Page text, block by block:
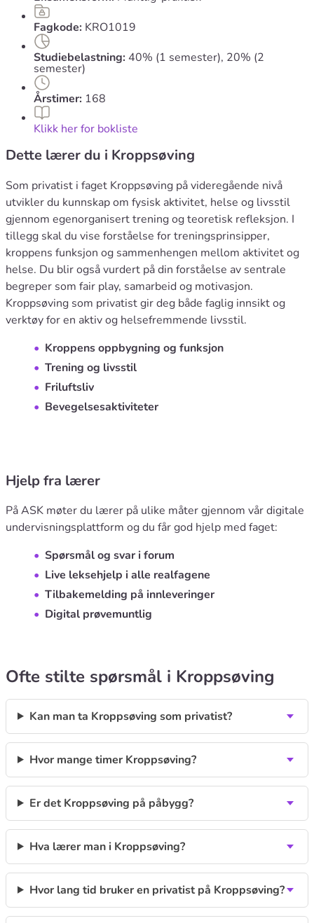
Fagkode: KRO1019
Studiebelastning: 40% (1 semester), 20% (2
semester)
Årstimer: 168
Klikk her for bokliste
Dette lærer du i Kroppsøving
Som privatist i faget Kroppsøving på videregående nivå
utvikler du kunnskap om fysisk aktivitet, helse og livsstil
gjennom egenorganisert trening og teoretisk refleksjon. I
tillegg skal du vise forståelse for treningsprinsipper,
kroppens funksjon og sammenhengen mellom aktivitet og
helse. Du blir også vurdert på din forståelse av sentrale
begreper som fair play, samarbeid og motivasjon.
Kroppsøving som privatist gir deg både faglig innsikt og
verktøy for en aktiv og helsefremmende livsstil.
Kroppens oppbygning og funksjon
Trening og livsstil
Friluftsliv
Bevegelsesaktiviteter
Hjelp fra lærer
På ASK møter du lærer på ulike måter gjennom vår digitale
undervisningsplattform og du får god hjelp med faget:
Spørsmål og svar i forum
Live leksehjelp i alle realfagene
Tilbakemelding på innleveringer
Digital prøvemuntlig
Ofte stilte spørsmål i Kroppsøving
Kan man ta Kroppsøving som privatist?
Hvor mange timer Kroppsøving?
Er det Kroppsøving på påbygg?
Hva lærer man i Kroppsøving?
Hvor lang tid bruker en privatist på Kroppsøving?